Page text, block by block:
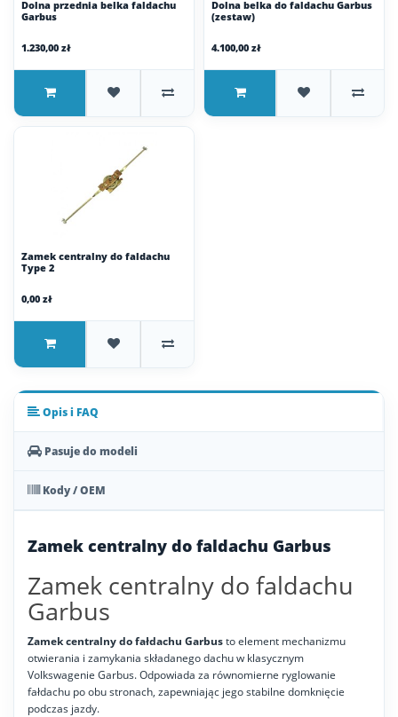
Dolna przednia belka faldachu
Garbus
1.230,00 zł
Dolna belka do faldachu Garbus
(zestaw)
4.100,00 zł
Zamek centralny do faldachu
Type 2
0,00 zł
Opis i FAQ
Pasuje do modeli
Kody / OEM
Zamek centralny do faldachu Garbus
Zamek centralny do faldachu
Garbus
Zamek centralny do fałdachu Garbusto element mechanizmu
otwierania i zamykania składanego dachu w klasycznym
Volkswagenie Garbus. Odpowiada za równomierne ryglowanie
fałdachu po obu stronach, zapewniając jego stabilne domknięcie
podczas jazdy.